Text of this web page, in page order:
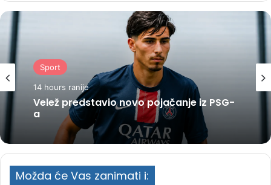
Sport
14 hours ranije
Velež predstavio novo pojačanje iz PSG-
a
Možda će Vas zanimati i: